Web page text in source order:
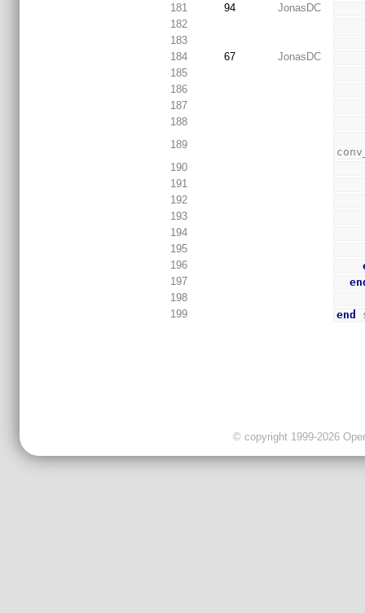
181
94
JonasDC
182
183
184
67
JonasDC
185
186
187
188
189
190
191
192
193
194
195
196
197
198
199
end
© copyright 1999-2026